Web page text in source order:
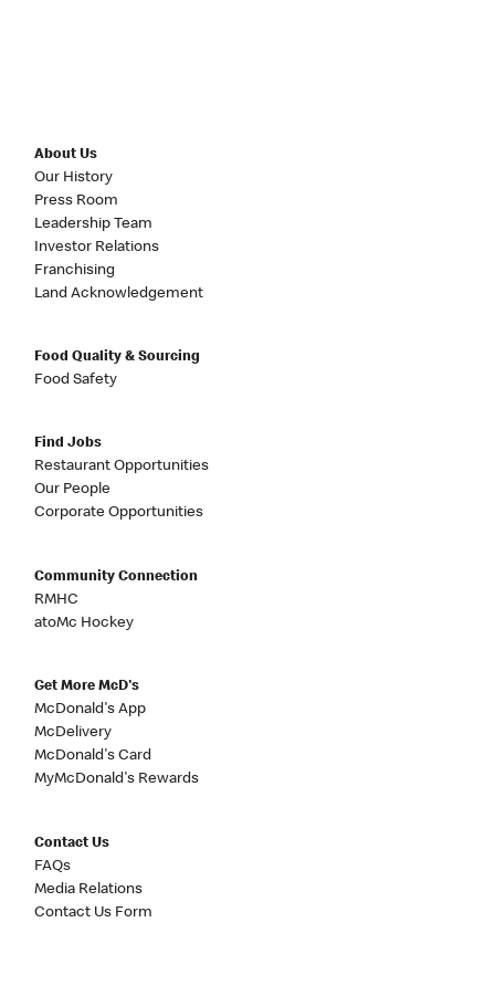
About Us
Our History
Press Room
Leadership Team
Investor Relations
Franchising
Land Acknowledgement
Food Quality & Sourcing
Food Safety
Find Jobs
Restaurant Opportunities
Our People
Corporate Opportunities
Community Connection
RMHC
atoMc Hockey
Get More McD's
McDonald's App
McDelivery
McDonald's Card
MyMcDonald's Rewards
Contact Us
FAQs
Media Relations
Contact Us Form